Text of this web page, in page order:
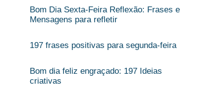
Bom Dia Sexta-Feira Reflexão​: Frases e
Mensagens para refletir
197 frases positivas para segunda-feira
Bom dia feliz engraçado: 197 Ideias
criativas